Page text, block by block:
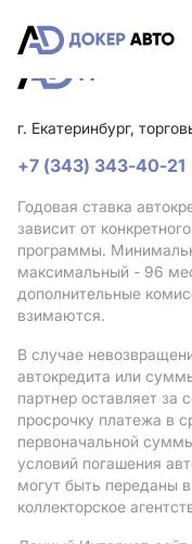
г. Екатеринбург,
+7 (343) 343-40-21
Годовая ставка
зависит от
программы.
максимальный - 96
дополнительные
взимаются.
В случае
автокредита или
партнер оставляет за
просрочку платежа в
первоначальной
условий погашения
могут быть переданы
коллекторское